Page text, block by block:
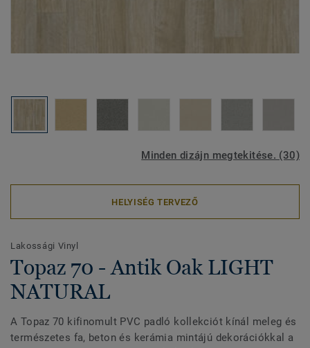
Minden dizájn megtekitése. (30)
HELYISÉG TERVEZŐ
Lakossági Vinyl
Topaz 70 - Antik Oak LIGHT
NATURAL
A Topaz 70 kifinomult PVC padló kollekciót kínál meleg és
természetes fa, beton és kerámia mintájú dekorációkkal a